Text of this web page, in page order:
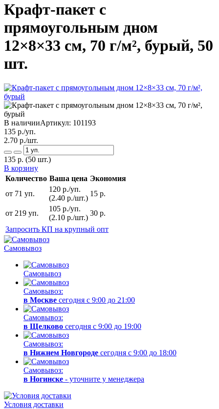
Крафт-пакет с
прямоугольным дном
12×8×33 см, 70 г/м², бурый, 50
шт.
В наличииАртикул: 101193
135 р./уп.
2.70 р./шт.
135 р. (50 шт.)
В корзину
Количество Ваша цена Экономия
от 71 уп.
120 р./уп.
(2.40 р./шт.)
15 р.
от 219 уп.
105 р./уп.
(2.10 р./шт.)
30 р.
Запросить КП на крупный опт
Самовывоз
Самовывоз
Самовывоз:
в Москве сегодня с 9:00 до 21:00
Самовывоз:
в Щелково сегодня с 9:00 до 19:00
Самовывоз:
в Нижнем Новгороде сегодня с 9:00 до 18:00
Самовывоз:
в Ногинске - уточните у менеджера
Условия доставки